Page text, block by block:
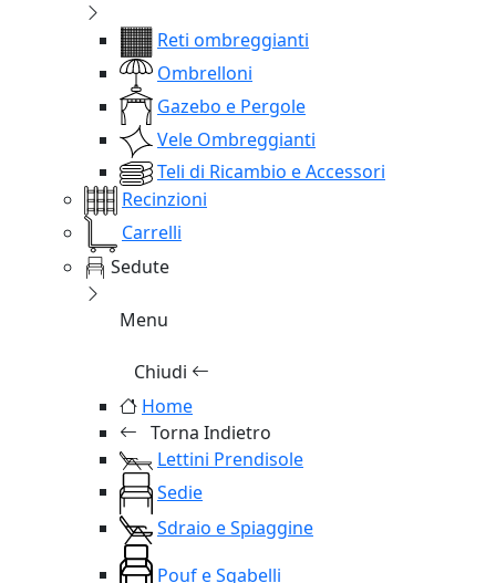
Reti ombreggianti
Ombrelloni
Gazebo e Pergole
Vele Ombreggianti
Teli di Ricambio e Accessori
Recinzioni
Carrelli
Sedute
Menu
Chiudi
Home
Torna Indietro
Lettini Prendisole
Sedie
Sdraio e Spiaggine
Pouf e Sgabelli